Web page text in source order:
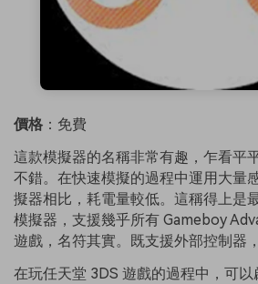
價格 ：免費
這款模擬器的名稱非常有趣，乍看平
不錯。在快速模擬的過程中運用大量
擬器相比，耗電量較低。這稱得上是
模擬器，支援幾乎所有 Gameboy
遊戲，名符其實。既支援外部控制器
在玩任天堂 3DS 遊戲的過程中，可